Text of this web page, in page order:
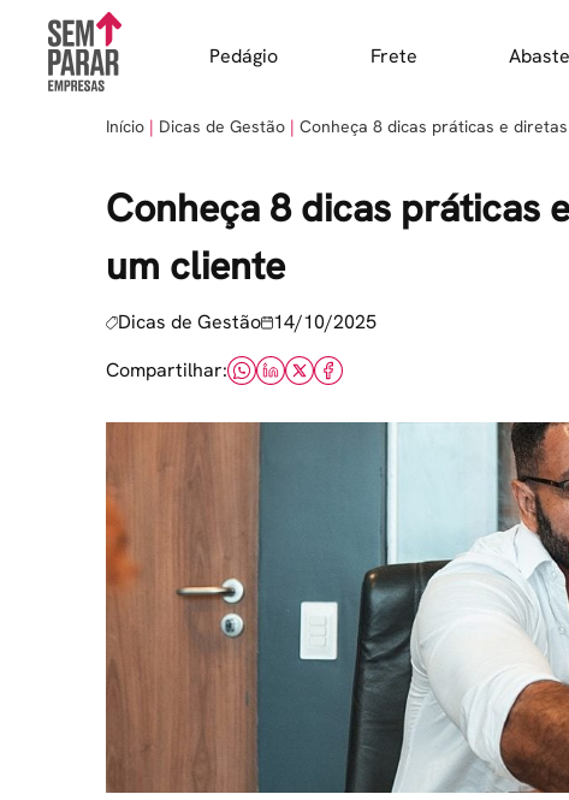
content
Pedágio Frete
Início Dicas de Gestão Conheça 8 dicas práticas e
Conheça 8 dicas práticas
um cliente
Dicas de Gestão 14/10/2025
Compartilhar: